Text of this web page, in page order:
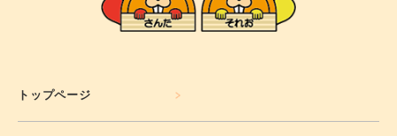
トップページ